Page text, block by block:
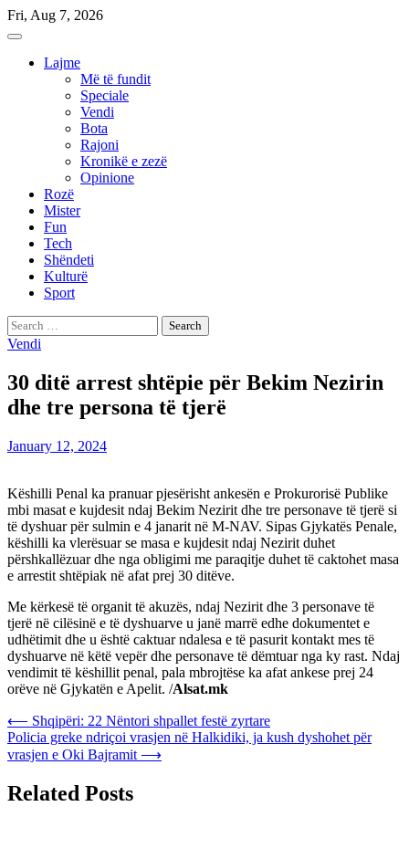
Skip
to
Fri, Aug 7, 2026
Lajme
Më të fundit
Speciale
Vendi
Bota
Rajoni
Kronikë e zezë
Opinione
Rozë
Mister
Fun
Tech
Shëndeti
Kulturë
Sport
Search
for:
Vendi
30 ditë arrest shtëpie për Bekim Nezirin
dhe tre persona të tjerë
January 12, 2024
Këshilli Penal ka pranuar pjesërisht ankesën e Prokurorisë Publike
mbi masat e kujdesit ndaj Bekim Nezirit dhe tre personave të tjerë si
të dyshuar për sulmin e 4 janarit në M-NAV. Sipas Gjykatës Penale,
këshilli ka vlerësuar se masa e kujdesit ndaj Nezirit duhet
përshkallëzuar dhe nga obligimi me paraqitje duhet të caktohet masa
e arrestit shtëpiak në afat prej 30 ditëve.
Me kërkesë të organit të akuzës, ndaj Nezirit dhe 3 personave të
tjerë në cilësinë e të dyshuarve u janë marrë edhe dokumentet e
udhëtimit dhe u është caktuar ndalesa e të pasurit kontakt mes të
dyshuarve në këtë vepër dhe personave të dëmtuar nga ky rast. Ndaj
vendimit të këshillit penal, pala mbrojtëse ka afat ankese prej 24
orëve në Gjykatën e Apelit. /Alsat.mk
Post
navigation
⟵ Shqipëri: 22 Nëntori shpallet festë zyrtare
Policia greke ndriçoi vrasjen në Halkidiki, ja kush dyshohet për
vrasjen e Oki Bajramit ⟶
Related Posts